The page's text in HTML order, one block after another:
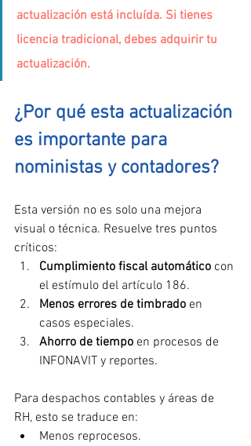
actualización está incluída. Si tienes
licencia tradicional, debes adquirir tu
actualización.
¿Por qué esta actualización
es importante para
noministas y contadores?
Esta versión no es solo una mejora
visual o técnica. Resuelve tres puntos
críticos:
Cumplimiento fiscal automático con
el estímulo del artículo 186.
Menos errores de timbrado en
casos especiales.
Ahorro de tiempo en procesos de
INFONAVIT y reportes.
Para despachos contables y áreas de
RH, esto se traduce en:
Menos reprocesos.